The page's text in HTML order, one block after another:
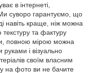
в інтернеті,
суворо гарантуємо, що
навіть краще, ніж можна
та фактуру
повною мірою можна
і візуально
своїм власним
на фото ви не бачите